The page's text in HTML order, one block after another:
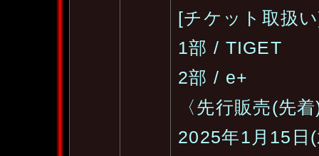
[チケット取扱
1部 / TIGET
2部 / e+
〈先行販売(先
2025年1月15日